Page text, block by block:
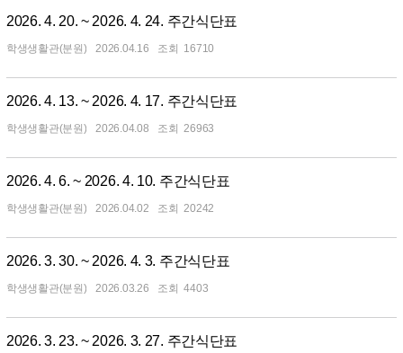
2026. 4. 20. ~ 2026. 4. 24. 주간식단표
학생생활관(분원) 2026.04.16 16710
2026. 4. 13. ~ 2026. 4. 17. 주간식단표
학생생활관(분원) 2026.04.08 26963
2026. 4. 6. ~ 2026. 4. 10. 주간식단표
학생생활관(분원) 2026.04.02 20242
2026. 3. 30. ~ 2026. 4. 3. 주간식단표
학생생활관(분원) 2026.03.26 4403
2026. 3. 23. ~ 2026. 3. 27. 주간식단표